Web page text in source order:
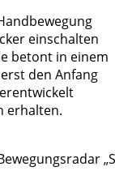
einschalten
betont in einem
den Anfang
erhalten.